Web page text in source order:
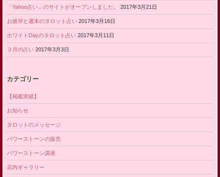
「Yahoo占い」のサイトがオープンしました。 2017年3月21日
お彼岸と週末のタロット占い 2017年3月16日
ホワイトDayのタロット占い 2017年3月11日
３月の占い 2017年3月3日
カテゴリー
【掲載実績】
お知らせ
タロットのメッセージ
パワーストーンの販売
パワーストーン講座
店内ギャラリー